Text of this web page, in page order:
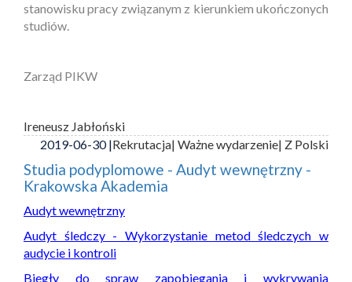
stanowisku pracy związanym z kierunkiem ukończonych
studiów.
Zarząd PIKW
Ireneusz Jabłoński
2019-06-30 |Rekrutacja| Ważne wydarzenie| Z Polski
Studia podyplomowe - Audyt wewnętrzny -
Krakowska Akademia
Audyt wewnętrzny
Audyt śledczy - Wykorzystanie metod śledczych w
audycie i kontroli
Biegły do spraw zapobiegania i wykrywania